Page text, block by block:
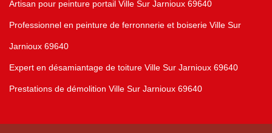
Artisan pour peinture portail Ville Sur Jarnioux 69640
Professionnel en peinture de ferronnerie et boiserie Ville Sur
Jarnioux 69640
Expert en désamiantage de toiture Ville Sur Jarnioux 69640
Prestations de démolition Ville Sur Jarnioux 69640